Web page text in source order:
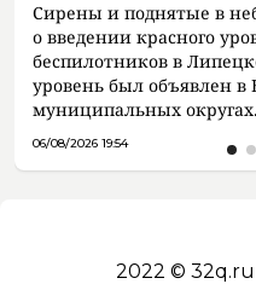
Сирены и поднятые в
о введении красного
беспилотников в
уровень был объявлен в
муниципальных округах.
06/08/2026 19:54
2022 ©